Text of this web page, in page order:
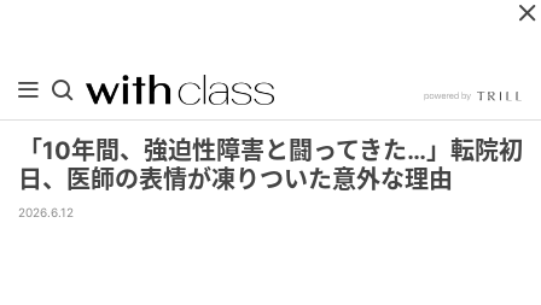
「10年間、強迫性障害と闘ってきた…」転院初
日、医師の表情が凍りついた意外な理由
2026.6.12